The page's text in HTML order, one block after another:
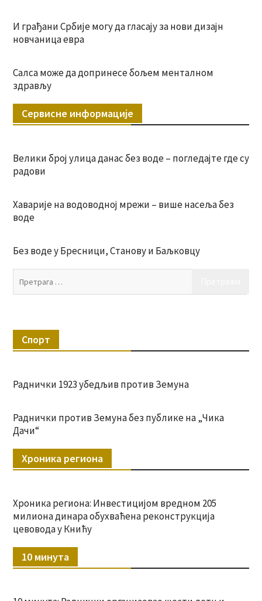
И грађани Србије могу да гласају за нови дизајн
новчаница евра
Салса може да допринесе бољем менталном
здрављу
Сервисне информације
Велики број улица данас без воде – погледајте где су
радови
Хаварије на водоводној мрежи – више насеља без
воде
Без воде у Бресници, Станову и Баљковцу
Спорт
Раднички 1923 убедљив против Земуна
Раднички против Земуна без публике на „Чика
Дачи“
Хроника региона
Хроника региона: Инвестицијом вредном 205
милиона динара обухваћена реконструкција
цевовода у Книћу
10 минута